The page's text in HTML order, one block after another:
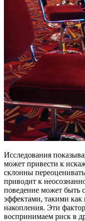
Исследования
может привести к
склонны
приводит к
поведение может быть
эффектами, такими как
накопления. Эти
воспринимаем риск в